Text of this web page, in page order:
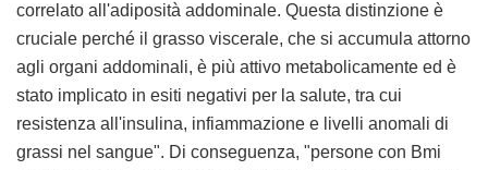
correlato all'adiposità addominale. Questa distinzione è
cruciale perché il grasso viscerale, che si accumula attorno
agli organi addominali, è più attivo metabolicamente ed è
stato implicato in esiti negativi per la salute, tra cui
resistenza all'insulina, infiammazione e livelli anomali di
grassi nel sangue". Di conseguenza, "persone con Bmi